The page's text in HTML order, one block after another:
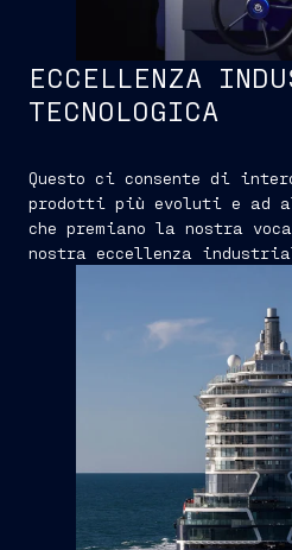
ECCELLENZA
TECNOLOGICA
Questo ci consente di
prodotti più evoluti e ad
che premiano la nostra
nostra eccellenza